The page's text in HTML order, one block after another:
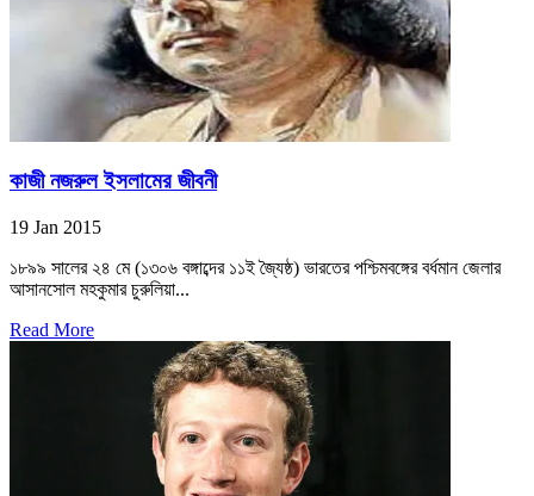
কাজী নজরুল ইসলামের জীবনী
19 Jan 2015
১৮৯৯ সালের ২৪ মে (১৩০৬ বঙ্গাব্দের ১১ই জ্যৈষ্ঠ) ভারতের পশ্চিমবঙ্গের বর্ধমান জেলার
আসানসোল মহকুমার চুরুলিয়া...
Read More